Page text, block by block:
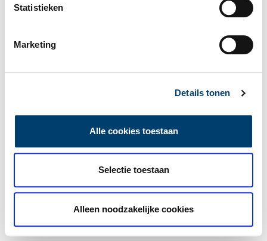
Statistieken
Marketing
Details tonen
Alle cookies toestaan
Selectie toestaan
Alleen noodzakelijke cookies